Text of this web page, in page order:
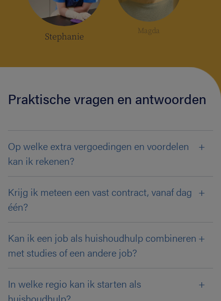
Stephanie
Magda
Praktische vragen en antwoorden
Op welke extra vergoedingen en voordelen
kan ik rekenen?
Krijg ik meteen een vast contract, vanaf dag
één?
Kan ik een job als huishoudhulp combineren
met studies of een andere job?
In welke regio kan ik starten als